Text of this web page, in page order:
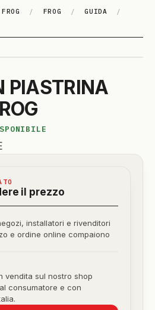
FROG / FROG / GUIDA
/
PIASTRINA
il prezzo
installatori e rivenditori
e ordine online compaiono
vendita sul nostro shop
consumatore e con